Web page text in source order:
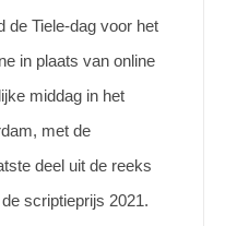
de Tiele-dag voor het
in plaats van online
middag in het
met de
deel uit de reeks
scriptieprijs 2021.